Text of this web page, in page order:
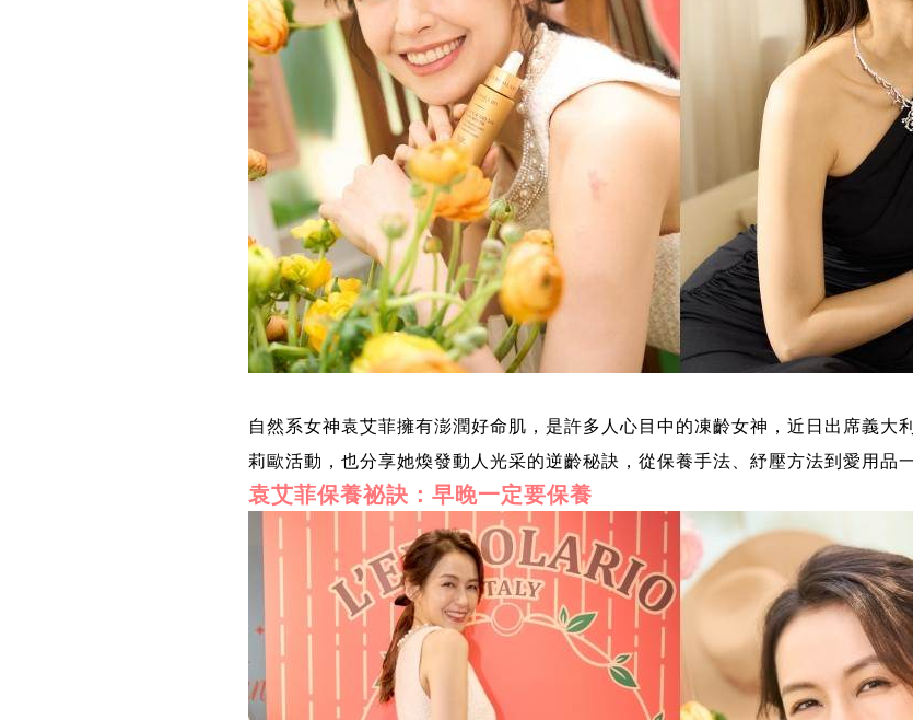
自然系女神袁艾菲擁有澎潤好命肌，是許多人心目中的凍齡女神，近日出席義
莉歐活動，也分享她煥發動人光采的逆齡秘訣，從保養手法、紓壓方法到愛用品
袁艾菲保養祕訣：早晚一定要保養